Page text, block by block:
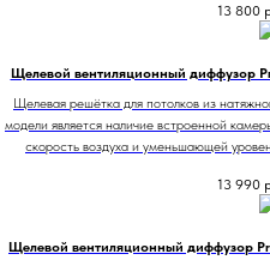
13 800
Щелевой вентиляционный диффузор
Щелевая решётка для потолков из
модели является наличие встроенной
скорость воздуха и уменьшающей
13 990
Щелевой вентиляционный диффузор